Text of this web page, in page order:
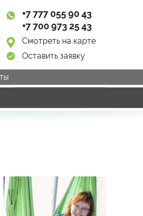
+7 777 055 90 43
+7 700 973 25 43
Смотреть на карте
Оставить заявку